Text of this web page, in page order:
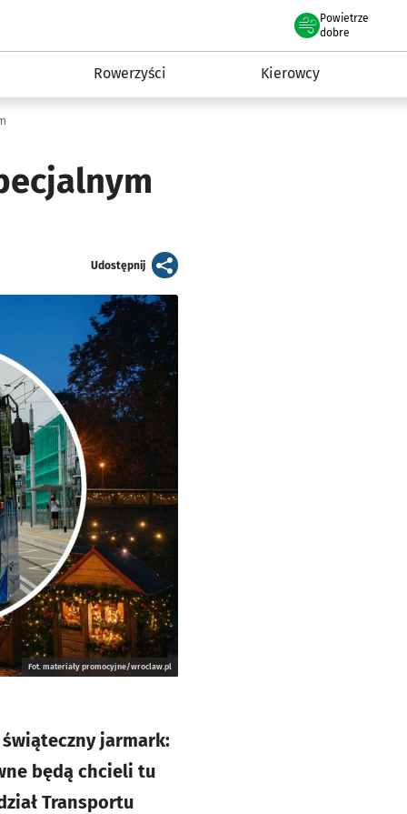
Powietrze
we Wrocławiu
dobre
Rowerzyści Kierowcy
Udostępnijartykuł
Fot. materiały promocyjne/wroclaw.pl
świąteczny jarmark:
będą chcieli tu
Transportu